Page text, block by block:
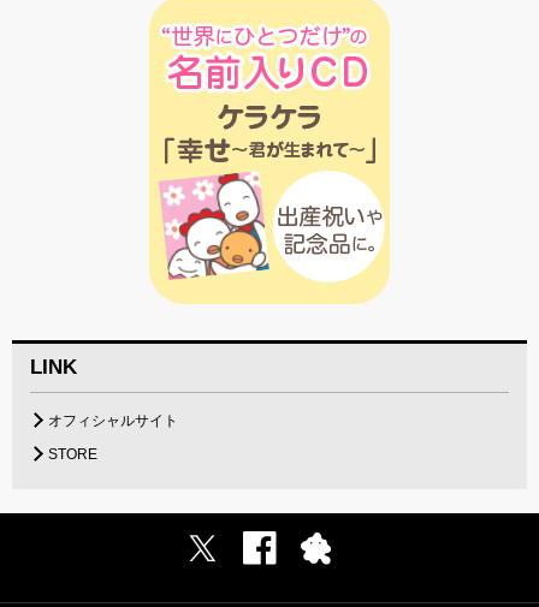
LINK
オフィシャルサイト
STORE